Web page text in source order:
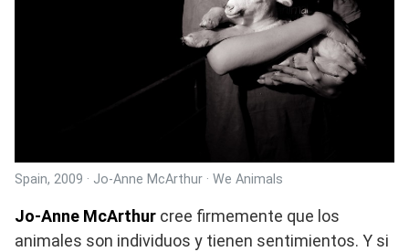
Spain, 2009 · Jo-Anne McArthur · We Animals
Jo-Anne McArthur cree firmemente que los
animales son individuos y tienen sentimientos. Y si